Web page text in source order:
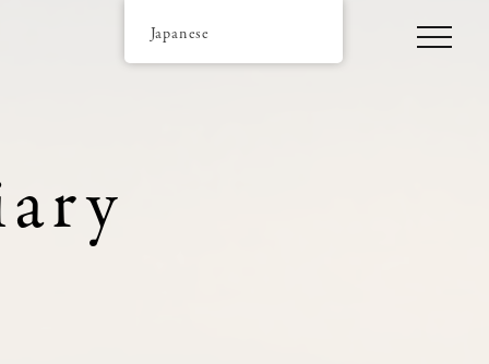
Japanese